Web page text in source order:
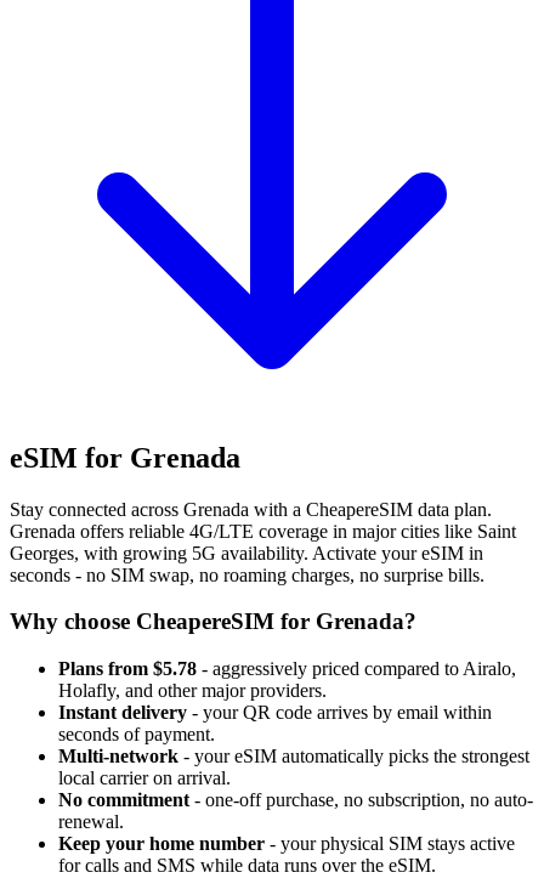
eSIM for Grenada
Stay connected across Grenada with a CheapereSIM data plan.
Grenada offers reliable 4G/LTE coverage in major cities like Saint
Georges, with growing 5G availability. Activate your eSIM in
seconds - no SIM swap, no roaming charges, no surprise bills.
Why choose CheapereSIM for Grenada?
Plans from $5.78 - aggressively priced compared to Airalo,
Holafly, and other major providers.
Instant delivery - your QR code arrives by email within
seconds of payment.
Multi-network - your eSIM automatically picks the strongest
local carrier on arrival.
No commitment - one-off purchase, no subscription, no auto-
renewal.
Keep your home number - your physical SIM stays active
for calls and SMS while data runs over the eSIM.